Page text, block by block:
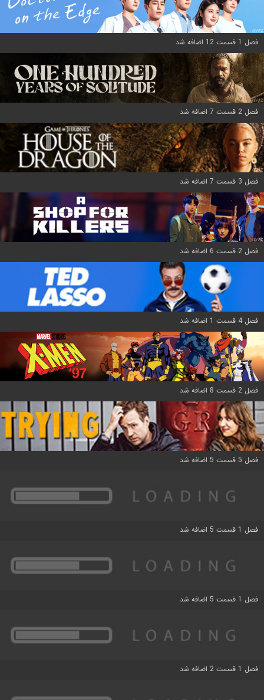
فصل 1 قسمت 12 اضافه شد
فصل 2 قسمت 7 اضافه شد
فصل 3 قسمت 7 اضافه شد
فصل 2 قسمت 6 اضافه شد
فصل 4 قسمت 1 اضافه شد
فصل 2 قسمت 8 اضافه شد
فصل 5 قسمت 5 اضافه شد
فصل 1 قسمت 5 اضافه شد
فصل 1 قسمت 5 اضافه شد
فصل 1 قسمت 2 اضافه شد